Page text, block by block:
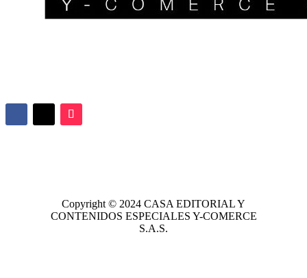
Copyright © 2024 CASA EDITORIALY
CONTENIDOS ESPECIALES Y-COMERCE
S.A.S.